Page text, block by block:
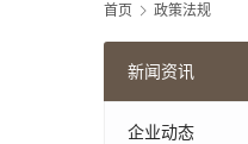
首页 政策法规
新闻资讯
企业动态